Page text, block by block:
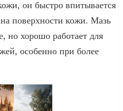
он быстро впитывается
поверхности кожи. Мазь
но хорошо работает для
особенно при более